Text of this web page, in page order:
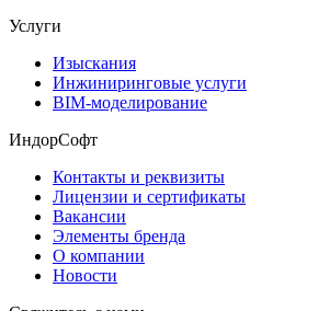
Услуги
Изыскания
Инжиниринговые услуги
BIM-моделирование
ИндорСофт
Контакты и реквизиты
Лицензии и сертификаты
Вакансии
Элементы бренда
О компании
Новости